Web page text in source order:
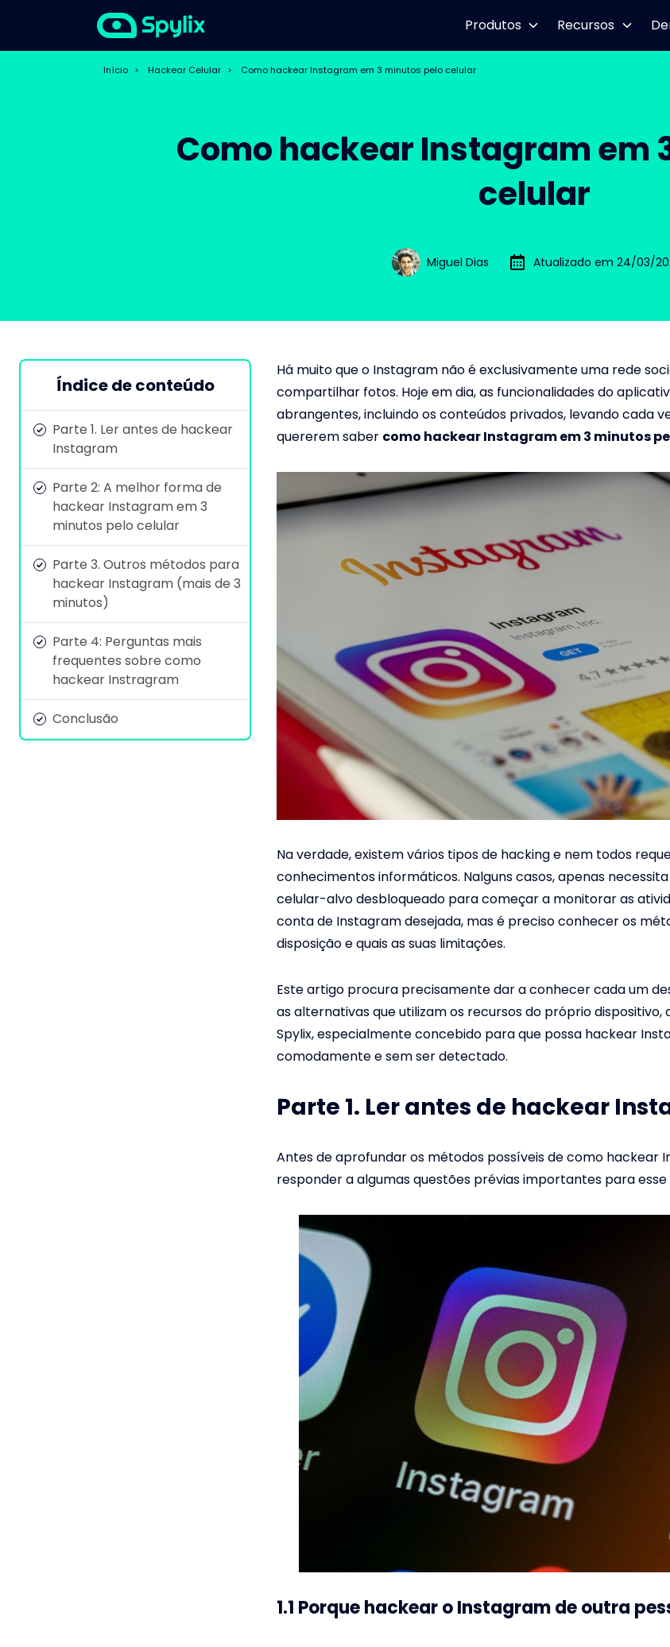
Produtos Recursos
Início > Hackear Celular > Como hackear Instagram em 3 minutos pelo celular
Como hackear Instagram em
celular
Miguel Dias Atualizado em 24/03/
Índice de conteúdo
Parte 1. Ler antes de hackear
Instagram
Parte 2: A melhor forma de
hackear Instagram em 3
minutos pelo celular
Parte 3. Outros métodos para
hackear Instagram (mais de 3
minutos)
Parte 4: Perguntas mais
frequentes sobre como
hackear Instragram
Conclusão
Há muito que o Instagram não é exclusivamente uma rede
compartilhar fotos. Hoje em dia, as funcionalidades do
abrangentes, incluindo os conteúdos privados, levando cada
quererem saber como hackear Instagramem 3 minutos
Na verdade, existem vários tipos de hacking e nem todos
conhecimentos informáticos. Nalguns casos, apenas
celular-alvo desbloqueado para começar a monitorar as
conta de Instagram desejada, mas é preciso conhecer os
disposição e quais as suas limitações.
Este artigo procura precisamente dar a conhecer cada um
as alternativas que utilizam os recursos do próprio dispositivo,
Spylix, especialmente concebido para que possa hackear
comodamente e sem ser detectado.
Parte 1. Ler antes de hackear
Antes de aprofundar os métodos possíveis de como hackear
responder a algumas questões prévias importantes para esse
1.1 Porque hackear o Instagram de outra